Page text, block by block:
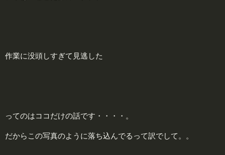
作業に没頭しすぎて見逃した
ってのはココだけの話です・・・・。
だからこの写真のように落ち込んでるって訳でして。。